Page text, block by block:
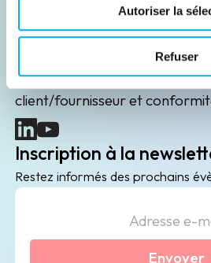
Autoriser la
Refuser
Leader de l'information sur
plus de 130 ans,
acteurs économiques dans
B2B de data marketing,
client/fournisseur et
(nouvelle fenêtre)
(nouvelle fenêtre)
Inscription à la
Restez informés des prochains
Envoyer